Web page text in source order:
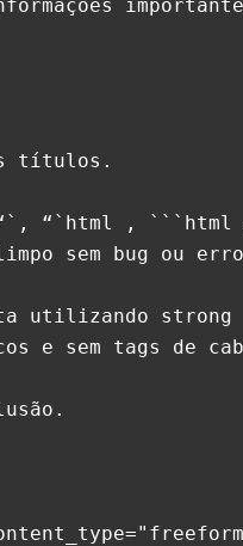
títulos.
“`, “`html ,
sem bug ou
utilizando strong
e sem tags de